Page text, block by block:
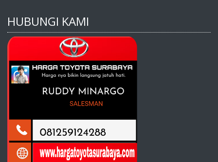
HUBUNGI KAMI